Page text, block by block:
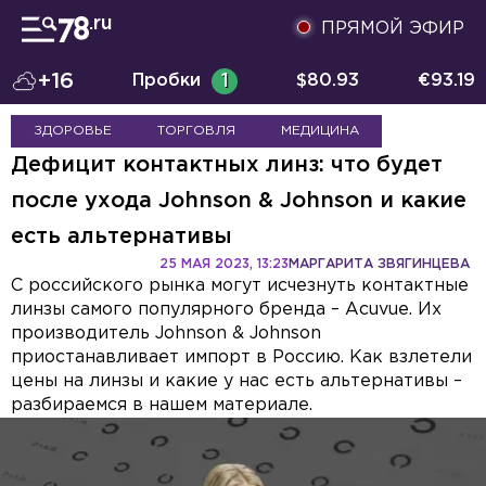
ПРЯМОЙ ЭФИР
+16 Пробки 1 $80.93 €93.19
ЗДОРОВЬЕ ТОРГОВЛЯ МЕДИЦИНА
Дефицит контактных линз: что будет
после ухода Johnson & Johnson и какие
есть альтернативы
МАРГАРИТА ЗВЯГИНЦЕВА
25 МАЯ 2023, 13:23
С российского рынка могут исчезнуть контактные
линзы самого популярного бренда – Acuvue. Их
производитель Johnson & Johnson
приостанавливает импорт в Россию. Как взлетели
цены на линзы и какие у нас есть альтернативы –
разбираемся в нашем материале.